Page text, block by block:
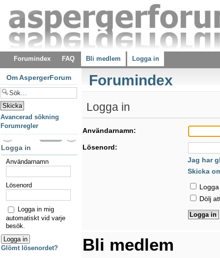
Forumindex FAQ Bli medlem Logga in
Forumindex
Logga in
Användarnamn:
Lösenord:
Jag har
Skicka
Dölj
Bli medlem
Om AspergerForum
Avancerad sökning
Forumregler
Logga in
Användarnamn
Lösenord
Logga in mig
automatiskt vid varje
besök.
Glömt lösenordet?